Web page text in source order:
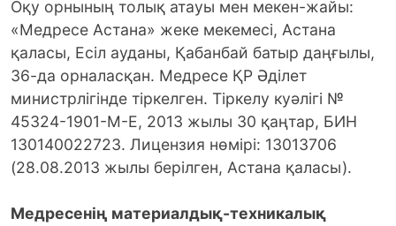
Оқу орнының толық атауы мен мекен-жайы:
«Медресе Астана» жеке мекемесі, Астана
қаласы, Есіл ауданы, Қабанбай батыр даңғылы,
36-да орналасқан. Медресе ҚР Әділет
министрлігінде тіркелген. Тіркелу куәлігі №
45324-1901-М-Е, 2013 жылы 30 қаңтар, БИН
130140022723. Лицензия нөмірі: 13013706
(28.08.2013 жылы берілген, Астана қаласы).
Медресенің материалдық-техникалық